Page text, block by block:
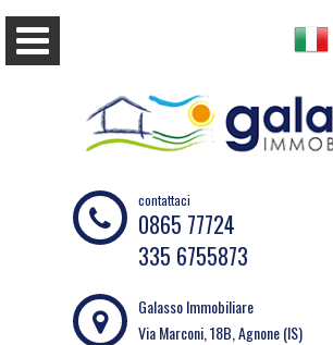
contattaci
0865 77724
335 6755873
Galasso Immobiliare
Via Marconi, 18B, Agnone (IS)